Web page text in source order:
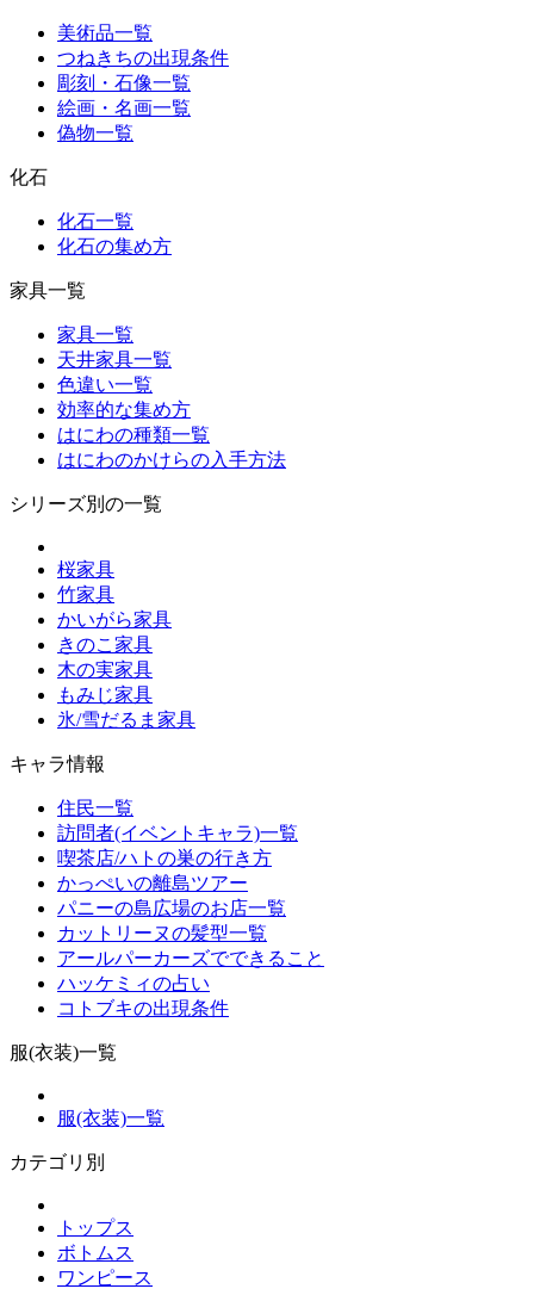
美術品一覧
つねきちの出現条件
彫刻・石像一覧
絵画・名画一覧
偽物一覧
化石
化石一覧
化石の集め方
家具一覧
家具一覧
天井家具一覧
色違い一覧
効率的な集め方
はにわの種類一覧
はにわのかけらの入手方法
シリーズ別の一覧
桜家具
竹家具
かいがら家具
きのこ家具
木の実家具
もみじ家具
氷/雪だるま家具
キャラ情報
住民一覧
訪問者(イベントキャラ)一覧
喫茶店/ハトの巣の行き方
かっぺいの離島ツアー
パニーの島広場のお店一覧
カットリーヌの髪型一覧
アールパーカーズでできること
ハッケミィの占い
コトブキの出現条件
服(衣装)一覧
服(衣装)一覧
カテゴリ別
トップス
ボトムス
ワンピース